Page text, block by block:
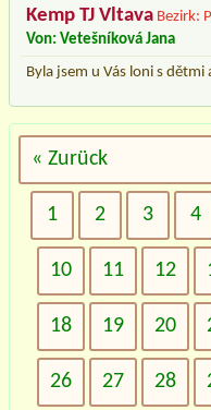
Kemp TJ Vltava Bezirk:
Von: Vetešníková Jana
Byla jsem u Vás loni s
« Zurück
1 2 3 4
10 11 12
18 19 20
26 27 28